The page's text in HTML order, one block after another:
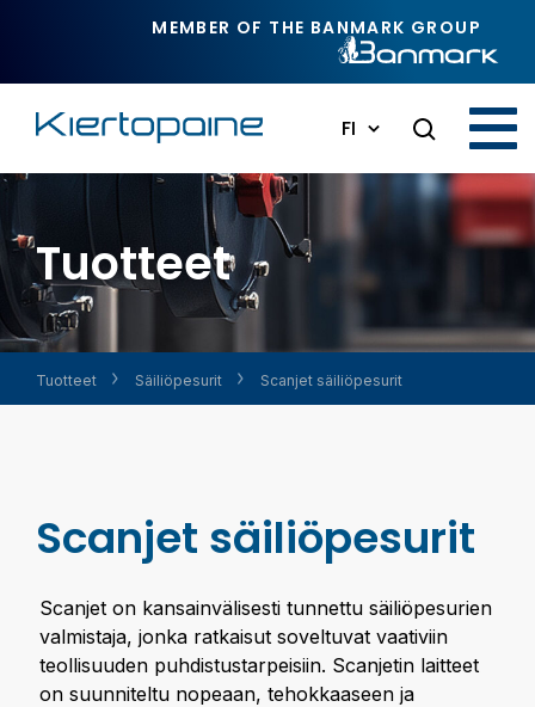
MEMBER OF THE BANMARK GROUP
FI
Tuotteet
Tuotteet Säiliöpesurit Scanjet säiliöpesurit
Scanjet säiliöpesurit
Scanjet on kansainvälisesti tunnettu säiliöpesurien
valmistaja, jonka ratkaisut soveltuvat vaativiin
teollisuuden puhdistustarpeisiin. Scanjetin laitteet
on suunniteltu nopeaan, tehokkaaseen ja